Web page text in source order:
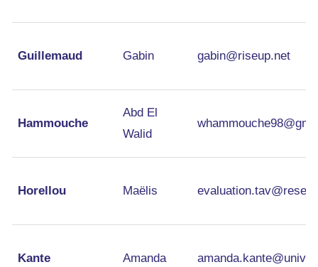
Guillemaud Gabin gabin@riseup.net
Hammouche
Abd El
Walid
Horellou Maëlis
Kante Amanda amanda.kante@univ-